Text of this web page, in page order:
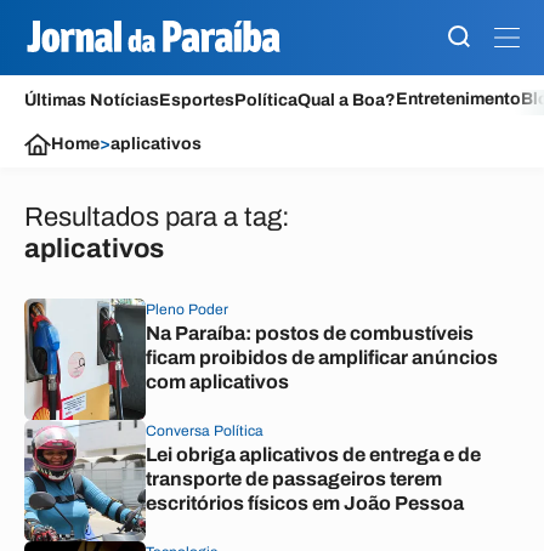
Últimas NotíciasEsportesPolíticaQual a Boa?Entretenimento
Home>aplicativos
Resultados para a tag:
aplicativos
Pleno Poder
Na Paraíba: postos de combustíveis
ficam proibidos de amplificar anúncios
com aplicativos
Conversa Política
Lei obriga aplicativos de entrega e de
transporte de passageiros terem
escritórios físicos em João Pessoa